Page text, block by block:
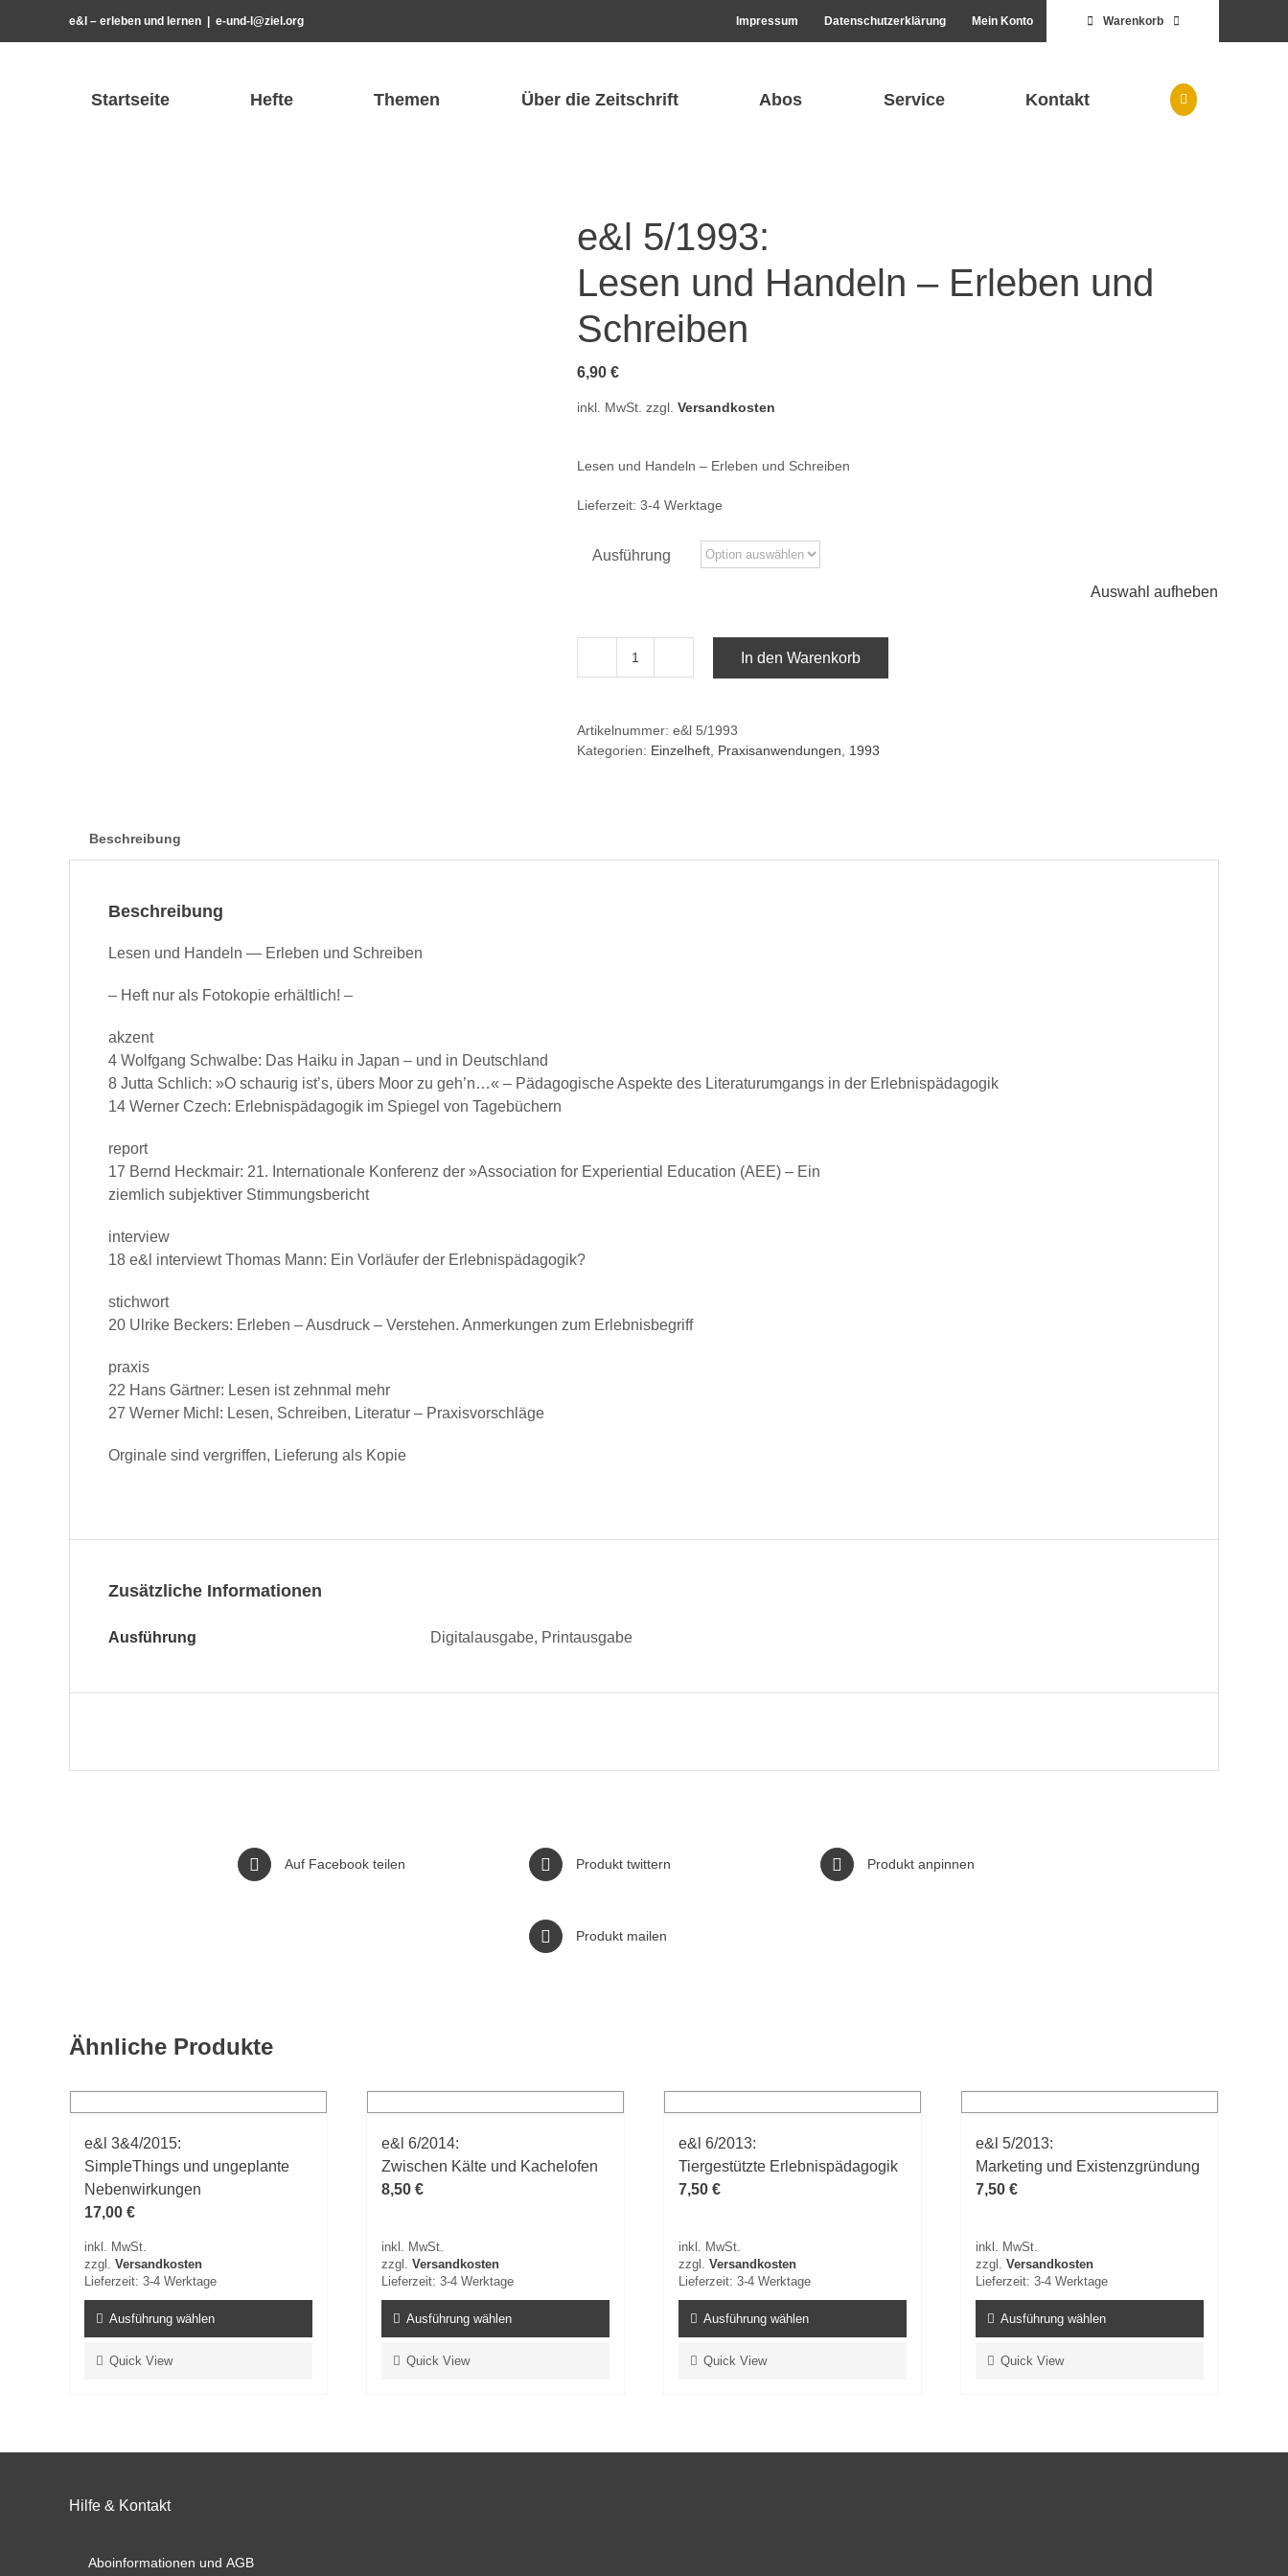
e&l – erleben und lernen e-und-l@ziel.org Impressum Datenschutzerklärung Mein Konto Warenkorb
Startseite Hefte Themen Über die Zeitschrift Abos Service Kontakt
e&l 5/1993:
Lesen und Handeln – Erleben und
Schreiben
6,90 €
inkl. MwSt. zzgl. Versandkosten
Lesen und Handeln – Erleben und Schreiben
Lieferzeit: 3-4 Werktage
Ausführung
Auswahl aufheben
e&l
Handeln
–
In den Warenkorb
Artikelnummer: e&l 5/1993
Kategorien: Einzelheft, Praxisanwendungen, 1993
Beschreibung
Beschreibung
Lesen und Han­deln — Erleben und Schreiben
– Heft nur als Fotokopie erhältlich! –
akzent
4 Wolf­gang Schwalbe: Das Haiku in Japan – und in Deutschland
8 Jut­ta Schlich: »O schau­rig ist’s, übers Moor zu geh’n…« – Päd­a­gogis­che Aspek­te des Lit­er­atu­rum­gangs in der Erlebnispädagogik
14 Wern­er Czech: Erleb­nis­päd­a­gogik im Spiegel von Tagebüchern
report
17 Bernd Heck­mair: 21. Inter­na­tionale Kon­ferenz der »Asso­ci­a­tion for Expe­ri­en­tial Edu­ca­tion (AEE) – Ein
ziem­lich sub­jek­tiv­er Stimmungsbericht
inter­view
18 e&l inter­viewt Thomas Mann: Ein Vor­läufer der Erlebnispädagogik?
stich­wort
20 Ulrike Beck­ers: Erleben – Aus­druck – Ver­ste­hen. Anmerkun­gen zum Erlebnisbegriff
prax­is
22 Hans Gärt­ner: Lesen ist zehn­mal mehr
27 Wern­er Michl: Lesen, Schreiben, Lit­er­atur – Praxisvorschläge
Orginale sind ver­grif­f­en, Liefer­ung als Kopie
Zusätzliche Informationen
Ausführung Digitalausgabe, Printausgabe
Auf Facebook teilen Produkt twittern Produkt anpinnen
Produkt mailen
Ähnliche Produkte
e&l 3&4/2015:
SimpleThings und ungeplante
Nebenwirkungen
17,00 €
inkl. MwSt.
zzgl. Versandkosten
Lieferzeit: 3-4 Werktage
Ausführung wählen
Produkt
auf.
können
Produktseite
Quick View
e&l 6/2014:
Zwischen Kälte und Kachelofen
8,50 €
inkl. MwSt.
zzgl. Versandkosten
Lieferzeit: 3-4 Werktage
Ausführung wählen
Produkt
auf.
Quick View
e&l 6/2013:
Tiergestützte Erlebnispädagogik
7,50 €
inkl. MwSt.
zzgl. Versandkosten
Lieferzeit: 3-4 Werktage
Ausführung wählen
Produkt
auf.
Quick View
e&l 5/2013:
Marketing und Existenzgründung
7,50 €
inkl. MwSt.
zzgl. Versandkosten
Lieferzeit: 3-4 Werktage
Ausführung wählen
Produkt
auf.
Quick View
Hilfe & Kontakt
Aboinformationen und AGB